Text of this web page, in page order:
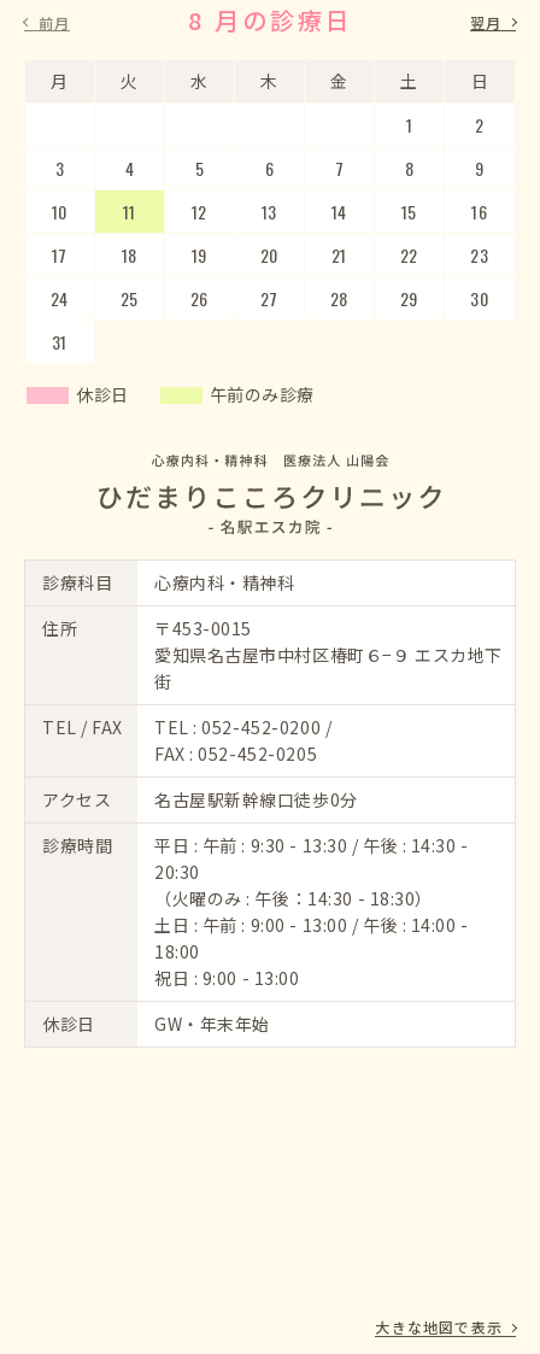
前月 8 月の診療日
月 火 水 木 金 土 日
1
2
3
4 5 6 7 8
9
10
11 12 13 14 15
16
17
18 19 20 21 22
23
24
25 26 27 28 29
30
31
9 月の診療日
月 火 水 木 金 土 日
5
6
7
8 9 10 11 12
13
14
15 16 17 18 19
20
21
22 23 24 25 26
27
28
29 30
翌月
休診日 午前のみ診療
診療科目
心療内科・精神科
住所
〒453-0015
愛知県名古屋市中村区椿町６−９ エスカ地下
街
TEL / FAX
TEL :052-452-0200 /
FAX : 052-452-0205
アクセス
名古屋駅新幹線口徒歩0分
診療時間
平日 : 午前 : 9:30 - 13:30 / 午後 : 14:30 -
20:30
（火曜のみ : 午後：14:30 - 18:30）
土日 : 午前 : 9:00 - 13:00 / 午後 : 14:00 -
18:00
祝日 : 9:00 - 13:00
休診日
GW・年末年始
大きな地図で表示